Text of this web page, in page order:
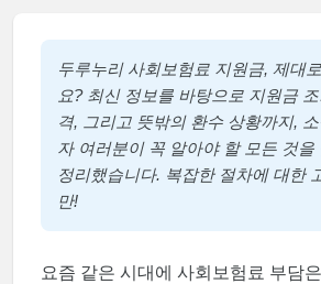
두루누리 사회보험료 지원금, 제대
요? 최신 정보를 바탕으로 지원금
격, 그리고 뜻밖의 환수 상황까지,
자 여러분이 꼭 알아야 할 모든 것을
정리했습니다. 복잡한 절차에 대한
만!
요즘 같은 시대에 사회보험료 부담